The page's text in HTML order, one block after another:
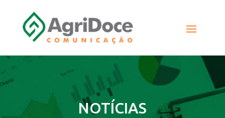
NOTÍCIAS